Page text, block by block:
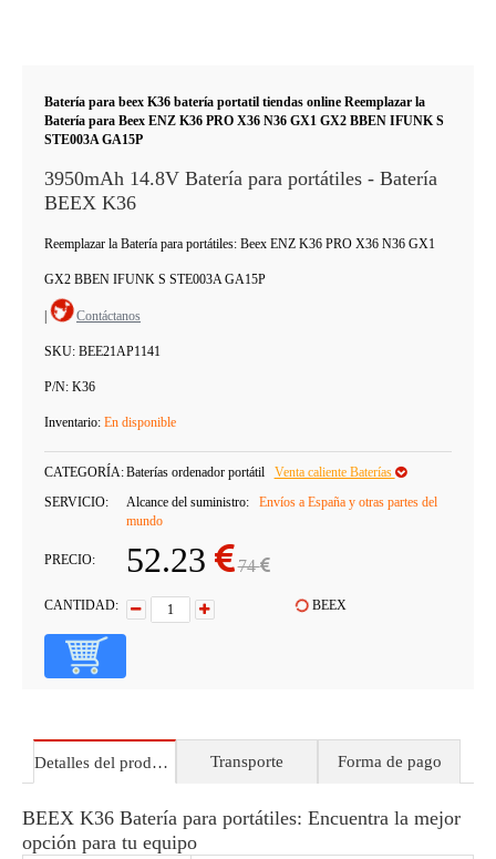
Batería para beex K36 batería portatil tiendas online Reemplazar la
Batería para Beex ENZ K36 PRO X36 N36 GX1 GX2 BBEN IFUNK S
STE003A GA15P
3950mAh 14.8V Batería para portátiles - Batería
BEEX K36
Reemplazar la Batería para portátiles: Beex ENZ K36 PRO X36 N36 GX1
GX2 BBEN IFUNK S STE003A GA15P
Contáctanos
SKU: BEE21AP1141
P/N: K36
Inventario: En disponible
CATEGORÍA:Baterías ordenador portátil
Venta caliente Baterías
SERVICIO:
Alcance del suministro:
Envíos a España y otras partes del
mundo
PRECIO: 52.23 74
CANTIDAD: BEEX
Detalles del producto Transporte Forma de pago
BEEX K36 Batería para portátiles: Encuentra la mejor
opción para tu equipo